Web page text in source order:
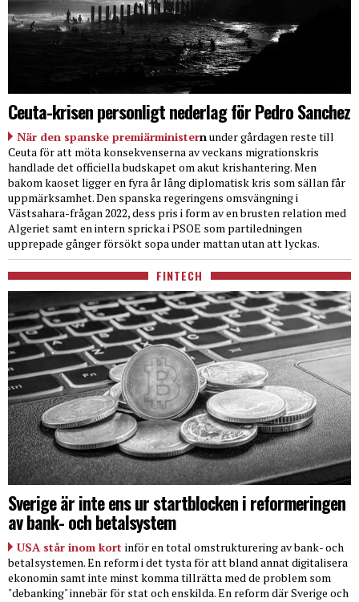
Ceuta-krisen personligt nederlag för Pedro Sanchez
När den spanske premiärministernunder gårdagen reste till
Ceuta för att möta konsekvenserna av veckans migrationskris
handlade det officiella budskapet om akut krishantering. Men
bakom kaoset ligger en fyra år lång diplomatisk kris som sällan får
uppmärksamhet. Den spanska regeringens omsvängning i
Västsahara-frågan 2022, dess pris i form av en brusten relation med
Algeriet samt en intern spricka i PSOE som partiledningen
upprepade gånger försökt sopa under mattan utan att lyckas.
FINTECH
Sverige är inte ens ur startblocken i reformeringen
av bank- och betalsystem
USA står inom kort inför en total omstrukturering av bank- och
betalsystemen. En reform i det tysta för att bland annat digitalisera
ekonomin samt inte minst komma tillrätta med de problem som
"debanking" innebär för stat och enskilda. En reform där Sverige och